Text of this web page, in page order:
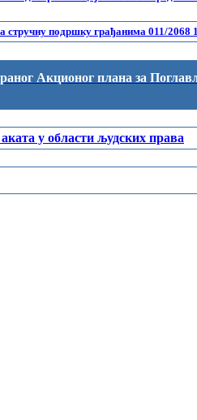
стручну подршку грађанима 011/2068
Акционог плана за
у области људских права